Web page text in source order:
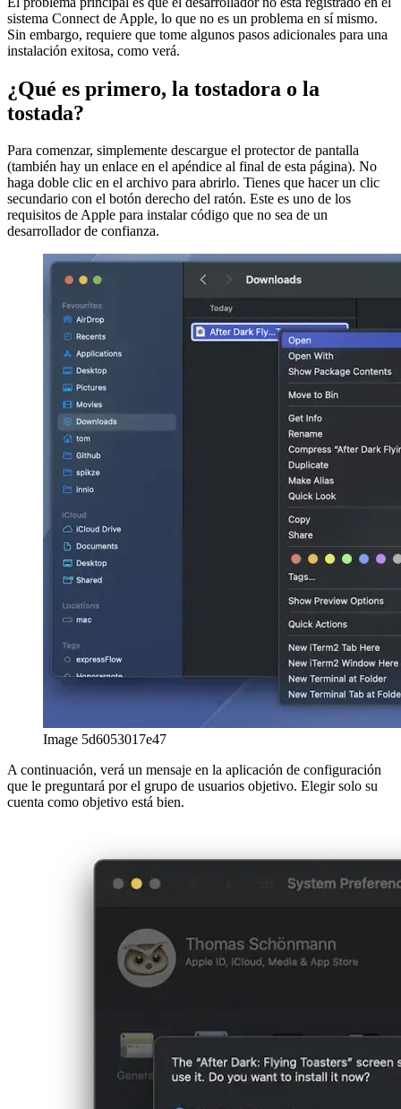
Resulta que la instalación en un sistema macOS moderno no es
trivial. Por lo tanto, he anotado los pasos necesarios para que
funcione el mejor de todos los protectores de pantalla. Al momento
de escribir, estoy usando macOS Monterey, que es la versión 12.2.
El problema principal es que el desarrollador no está registrado en el
sistema Connect de Apple, lo que no es un problema en sí mismo.
Sin embargo, requiere que tome algunos pasos adicionales para una
¿Qué es primero, la tostadora o la
tostada?
Para comenzar, simplemente descargue el protector de pantalla
(también hay un enlace en el apéndice al final de esta página). No
haga doble clic en el archivo para abrirlo. Tienes que hacer un clic
secundario con el botón derecho del ratón. Este es uno de los
requisitos de Apple para instalar código que no sea de un
desarrollador de confianza.
A continuación, verá un mensaje en la aplicación de configuración
que le preguntará por el grupo de usuarios objetivo. Elegir solo su
cuenta como objetivo está bien.